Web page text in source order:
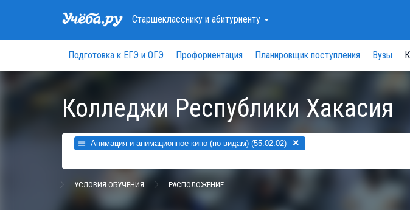
Старшеклассникуи абитуриенту
Подготовка к ЕГЭ и ОГЭ Профориентация Планировщик поступления Вузы
Колледжи Республики Хакасия
Анимация и анимационное кино (по видам) (55.02.02) ×
УСЛОВИЯ ОБУЧЕНИЯ РАСПОЛОЖЕНИЕ